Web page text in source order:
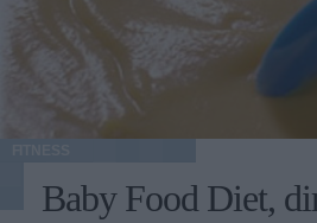
Baby Food Diet,